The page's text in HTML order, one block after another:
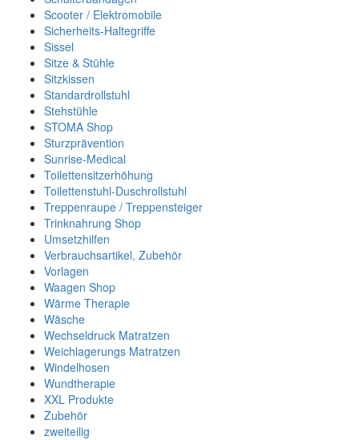
Scooter / Elektromobile
Sicherheits-Haltegriffe
Sissel
Sitze & Stühle
Sitzkissen
Standardrollstuhl
Stehstühle
STOMA Shop
Sturzprävention
Sunrise-Medical
Toilettensitzerhöhung
Toilettenstuhl-Duschrollstuhl
Treppenraupe / Treppensteiger
Trinknahrung Shop
Umsetzhilfen
Verbrauchsartikel, Zubehör
Vorlagen
Waagen Shop
Wärme Therapie
Wäsche
Wechseldruck Matratzen
Weichlagerungs Matratzen
Windelhosen
Wundtherapie
XXL Produkte
Zubehör
zweiteilig